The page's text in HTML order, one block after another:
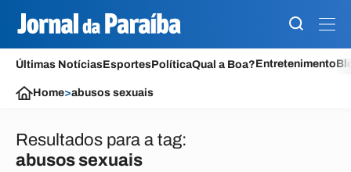
Últimas NotíciasEsportesPolíticaQual a Boa?Entretenimento
Home>abusos sexuais
Resultados para a tag:
abusos sexuais